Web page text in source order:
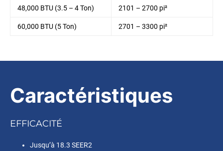
48,000 BTU (3.5 – 4 Ton) 2101 – 2700 pi²
60,000 BTU (5 Ton) 2701 – 3300 pi²
Caractéristiques
EFFICACITÉ
Jusqu’à 18.3 SEER2